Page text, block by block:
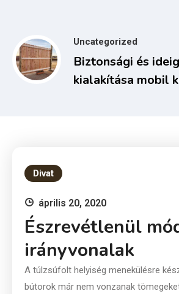
Uncategorized
Biztonsági és
kialakítása mobil
Divat
április 20, 2020
Észrevétlenül
irányvonalak
A túlzsúfolt helyiség menekülésre
bútorok már nem vonzanak